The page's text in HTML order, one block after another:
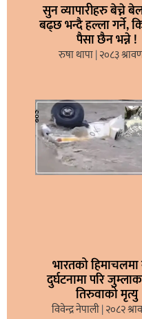
सुन व्यापारीहरु बेच्ने
बढ्छ भन्दै हल्ला गर्ने,
पैसा छैन भन्ने !
रुषा थापा २०८३
भारतको हिमाचलमा
दुर्घटनामा परि
तिरुवाको मृत्यु
विवेन्द्र नेपाली २०८२